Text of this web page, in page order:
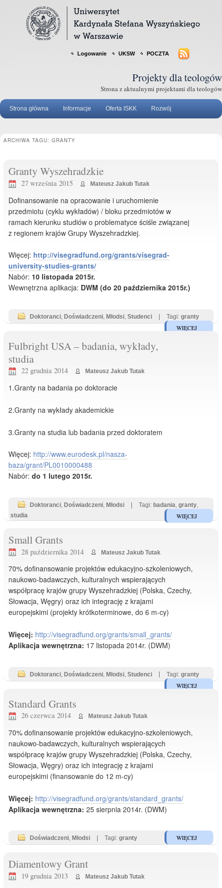
Logowanie UKSW POCZTA
Projekty dla teologów
Strona z aktualnymi projektami dla teologów
Strona główna Informacje Oferta ISKK Rozwój
ARCHIWA TAGU:GRANTY
Granty Wyszehradzkie
27 września 2015 Mateusz Jakub Tutak
Dofinansowanie na opracowanie i uruchomienie
przedmiotu (cyklu wykładów) / bloku przedmiotów w
ramach kierunku studiów o problematyce ściśle związanej
z regionem krajów Grupy Wyszehradzkiej.
Więcej: http://visegradfund.org/grants/visegrad-
university-studies-grants/
Nabór: 10 listopada 2015r.
Wewnętrzna aplikacja: DWM (do 20 października 2015r.)
Doktoranci ,Doświadczeni ,Młodsi ,Studenci | Tagi: granty
WIĘCEJ
Fulbright USA – badania, wykłady,
studia
22 grudnia 2014 Mateusz Jakub Tutak
1.Granty na badania po doktoracie
2.Granty na wykłady akademickie
3.Granty na studia lub badania przed doktoratem
Więcej: http://www.eurodesk.pl/nasza-
baza/grant/PL0010000488
Nabór:do 1 lutego 2015r.
Doktoranci,Doświadczeni,Młodsi | Tagi: badania,granty,
studia
WIĘCEJ
Small Grants
28 października 2014 Mateusz Jakub Tutak
70% dofinansowanie projektów edukacyjno-szkoleniowych,
naukowo-badawczych, kulturalnych wspierających
współpracę krajów grupy Wyszehradzkiej (Polska, Czechy,
Słowacja, Węgry) oraz ich integrację z krajami
europejskimi (projekty krótkoterminowe, do 6 m-cy)
Więcej: http://visegradfund.org/grants/small_grants/
Aplikacja wewnętrzna: 17 listopada 2014r. (DWM)
Doktoranci ,Doświadczeni ,Młodsi ,Studenci Tagi: granty
WIĘCEJ
Standard Grants
26 czerwca 2014 Mateusz Jakub Tutak
70% dofinansowanie projektów edukacyjno-szkoleniowych,
naukowo-badawczych, kulturalnych wspierających
współpracę krajów grupy Wyszehradzkiej (Polska, Czechy,
Słowacja, Węgry) oraz ich integrację z krajami
europejskimi (finansowanie do 12 m-cy)
Więcej: http://visegradfund.org/grants/standard_grants/
Aplikacja wewnętrzna:25 sierpnia 2014r. (DWM)
Doświadczeni, Młodsi Tagi: granty WIĘCEJ
Diamentowy Grant
19 grudnia 2013 Mateusz Jakub Tutak